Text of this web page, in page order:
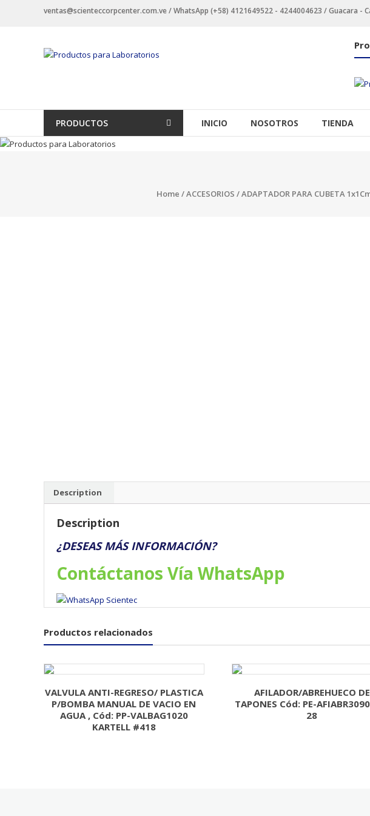
ventas@scienteccorpcenter.com.ve / WhatsApp (+58) 4121649522 - 4244004623 / Guacara -
Productos
Investigación,
Industriales
y
PRODUCTOS INICIO NOSOTROS TIENDA
Home /ACCESORIOS / ADAPTADOR PARA CUBETA
Description
Description
¿DESEAS MÁS INFORMACIÓN?
Contáctanos Vía WhatsApp
Productos relacionados
VALVULA ANTI-REGRESO/ PLASTICA
P/BOMBA MANUAL DE VACIO EN
AGUA , Cód: PP-VALBAG1020
KARTELL #418
AFILADOR/ABREHUECO DE
TAPONES Cód: PE-
28